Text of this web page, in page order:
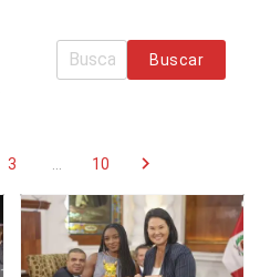
Buscar
3 10 chevron_right